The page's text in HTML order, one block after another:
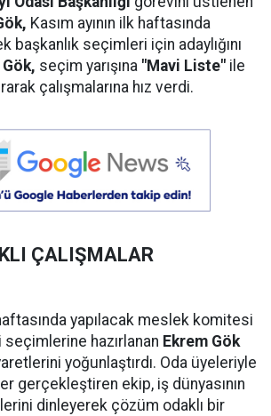
Kasım ayının ilk haftasında
seçimleri için adaylığını
Gök, seçim yarışına "Mavi Liste" ile
çalışmalarına hız verdi.
ÇALIŞMALAR
haftasında yapılacak meslek komitesi
hazırlanan Ekrem Gök
yoğunlaştırdı. Oda üyeleriyle
gerçekleştiren ekip, iş dünyasının
dinleyerek çözüm odaklı bir